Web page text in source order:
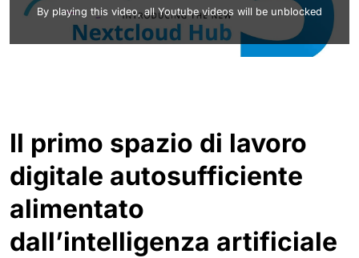
By playing this video, all Youtube videos will be unblocked
Il primo spazio di lavoro
digitale autosufficiente
alimentato
dall’intelligenza artificiale